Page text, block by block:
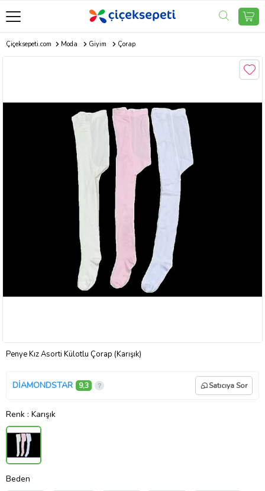
Çiçeksepeti.com Moda Giyim Çorap
Penye Kız Asorti Külotlu Çorap (Karışık)
DİAMONDSTAR 9,3 Satıcıya Sor
Renk : Karışık
Beden